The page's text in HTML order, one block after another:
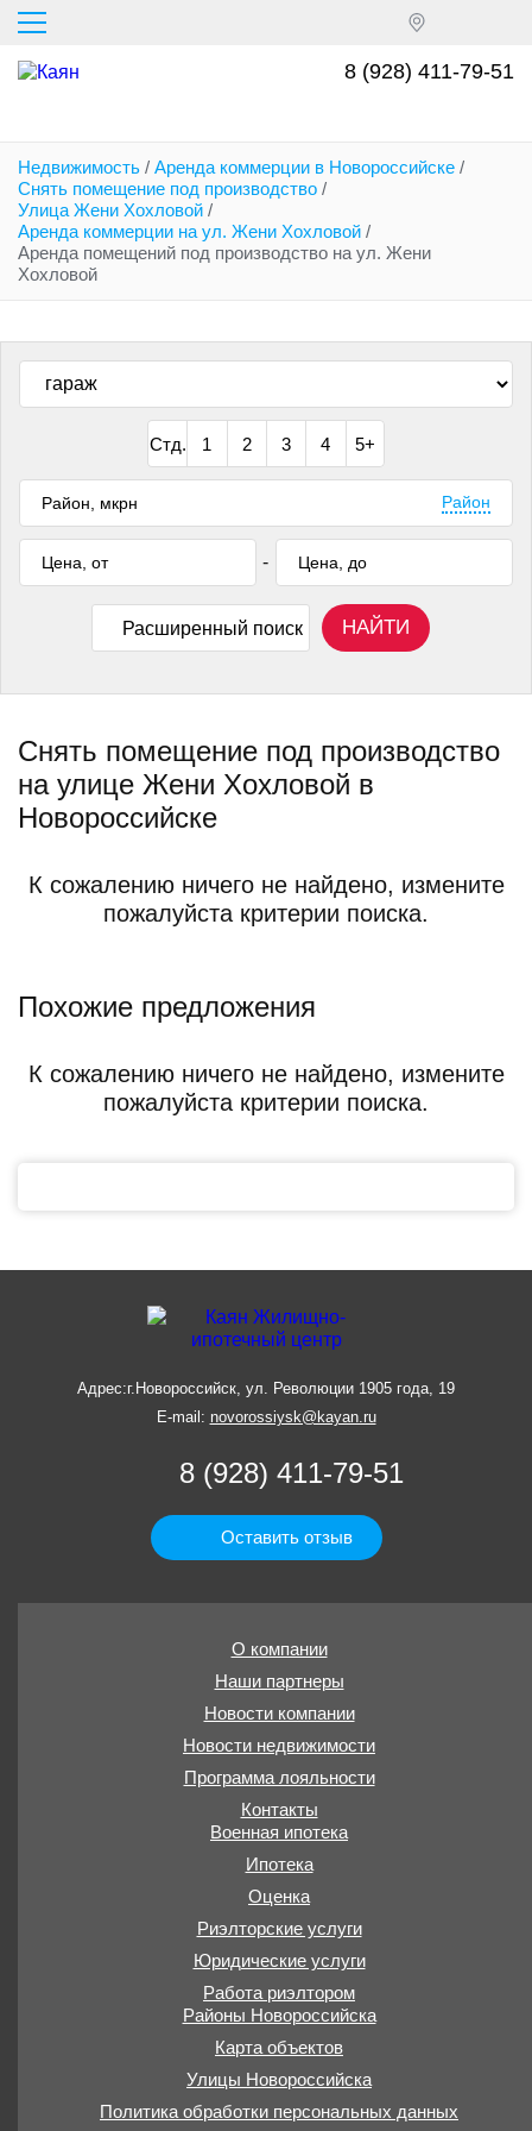
Перейти
основному
содержанию
8 (928) 411-79-51
Недвижимость / Аренда коммерции в Новороссийске /
Снять помещение под производство /
Улица Жени Хохловой /
Аренда коммерции на ул. Жени Хохловой /
Аренда помещений под производство на ул. Жени
Хохловой
Стд. 1 2 3 4 5+
Район
-
Расширенный поиск НАЙТИ
Снять помещение под производство
на улице Жени Хохловой в
Новороссийске
К сожалению ничего не найдено, измените
пожалуйста критерии поиска.
Похожие предложения
К сожалению ничего не найдено, измените
пожалуйста критерии поиска.
Адрес:г.Новороссийск, ул. Революции 1905 года, 19
E-mail: novorossiysk@kayan.ru
8 (928) 411-79-51
Оставить отзыв
О компании
Наши партнеры
Новости компании
Новости недвижимости
Программа лояльности
Контакты
Военная ипотека
Ипотека
Оценка
Риэлторские услуги
Юридические услуги
Работа риэлтором
Районы Новороссийска
Карта объектов
Улицы Новороссийска
Политика обработки персональных данных